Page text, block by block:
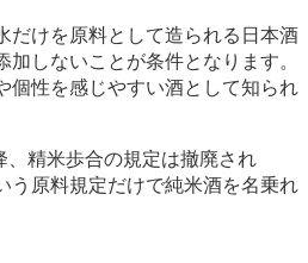
だけを原料として造られる日本酒
しないことが条件となります。
個性を感じやすい酒として知られ
精米歩合の規定は撤廃され
う原料規定だけで純米酒を名乗れ